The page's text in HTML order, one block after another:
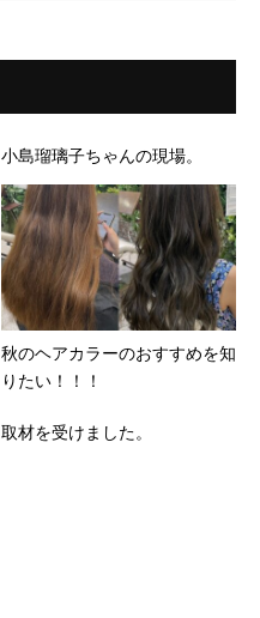
小島瑠璃子ちゃんの現場。
秋のヘアカラーのおすすめを知
りたい！！！
取材を受けました。